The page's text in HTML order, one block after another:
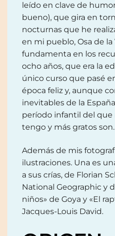
leído en clave de
bueno), que gira en
nocturnas que he
en mi pueblo, Osa de la
fundamenta en los
ocho años, que era la
único curso que pasé
época feliz y, aunque
inevitables de la
período infantil del que
tengo y más gratos son.
Además de mis
ilustraciones. Una es
a sus crías, de Florian
National Geographic y
niños» de Goya y «El
Jacques-Louis David.